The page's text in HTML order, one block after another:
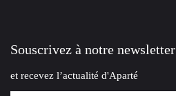
Souscrivez à notre newsletter
et recevez l’actualité d'Aparté